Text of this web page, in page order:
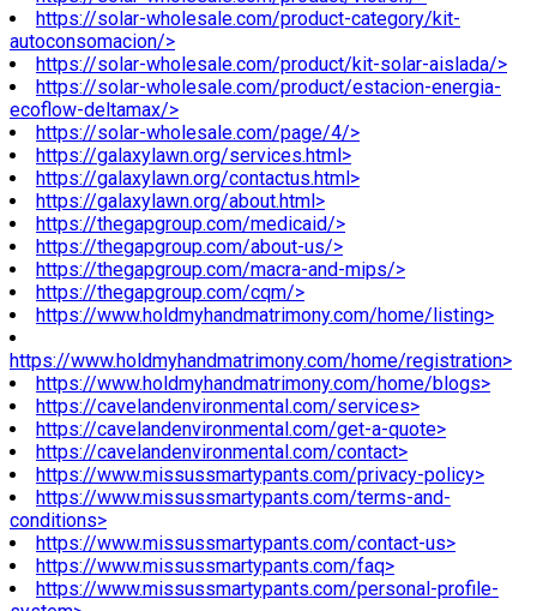
https://solar-wholesale.com/product-category/kit-
autoconsomacion/>
https://solar-wholesale.com/product/kit-solar-aislada/>
https://solar-wholesale.com/product/estacion-energia-
ecoflow-deltamax/>
https://solar-wholesale.com/page/4/>
https://galaxylawn.org/services.html>
https://galaxylawn.org/contactus.html>
https://galaxylawn.org/about.html>
https://thegapgroup.com/medicaid/>
https://thegapgroup.com/about-us/>
https://thegapgroup.com/macra-and-mips/>
https://thegapgroup.com/cqm/>
https://www.holdmyhandmatrimony.com/home/listing>
https://www.holdmyhandmatrimony.com/home/registration>
https://www.holdmyhandmatrimony.com/home/blogs>
https://cavelandenvironmental.com/services>
https://cavelandenvironmental.com/get-a-quote>
https://cavelandenvironmental.com/contact>
https://www.missussmartypants.com/privacy-policy>
https://www.missussmartypants.com/terms-and-
conditions>
https://www.missussmartypants.com/contact-us>
https://www.missussmartypants.com/faq>
https://www.missussmartypants.com/personal-profile-